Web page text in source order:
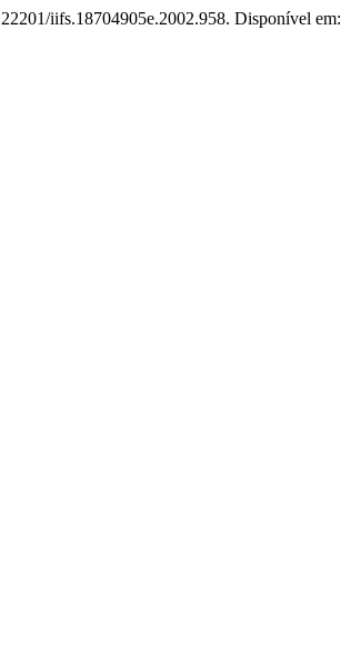
iifs.18704905e.2002.958. Disponível em: